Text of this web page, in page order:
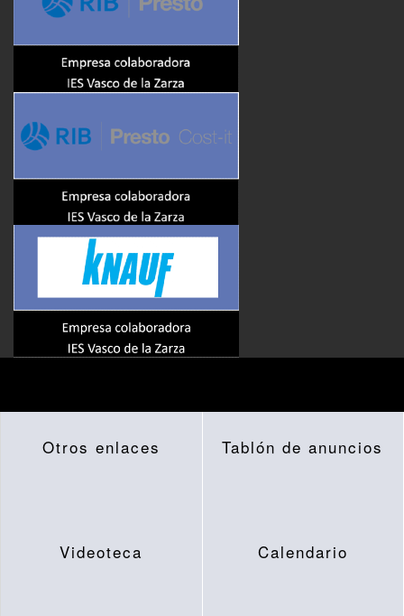
Otros enlaces Tablón de anuncios
Videoteca Calendario